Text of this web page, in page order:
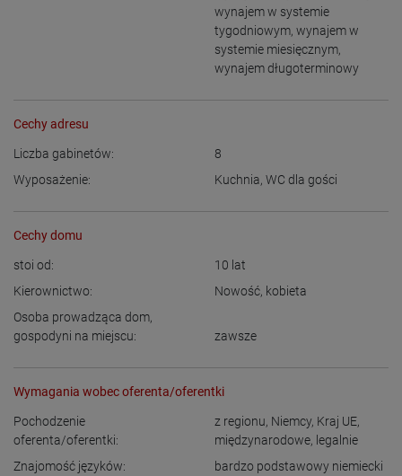
wynajem w systemie
tygodniowym, wynajem w
systemie miesięcznym,
wynajem długoterminowy
Cechy adresu
Liczba gabinetów:
8
Wyposażenie:
Kuchnia, WC dla gości
Cechy domu
stoi od: 10 lat
Kierownictwo:
Nowość, kobieta
Osoba prowadząca dom,
gospodyni na miejscu:
zawsze
Wymagania wobec oferenta/oferentki
Pochodzenie
oferenta/oferentki:
z regionu, Niemcy, Kraj UE,
międzynarodowe, legalnie
Znajomość języków:
bardzo podstawowy niemiecki